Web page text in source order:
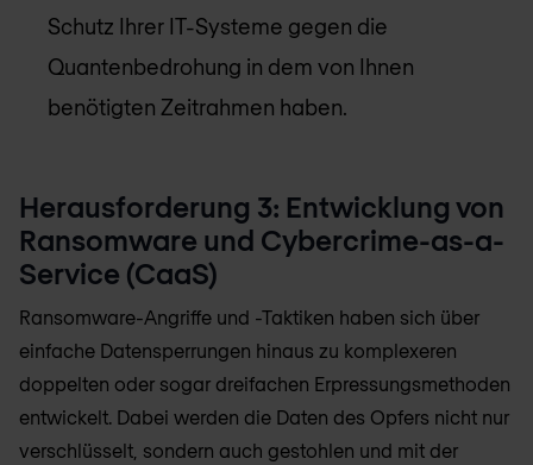
Schutz Ihrer IT-Systeme gegen die
Quantenbedrohung in dem von Ihnen
benötigten Zeitrahmen haben.
Herausforderung 3: Entwicklung von
Ransomware und Cybercrime-as-a-
Service (CaaS)
Ransomware-Angriffe und -Taktiken haben sich über
einfache Datensperrungen hinaus zu komplexeren
doppelten oder sogar dreifachen Erpressungsmethoden
entwickelt. Dabei werden die Daten des Opfers nicht nur
verschlüsselt, sondern auch gestohlen und mit der